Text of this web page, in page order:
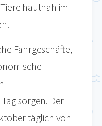
hautnah im
Fahrgeschäfte,
sorgen. Der
täglich von